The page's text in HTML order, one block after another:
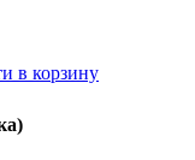
в корзину